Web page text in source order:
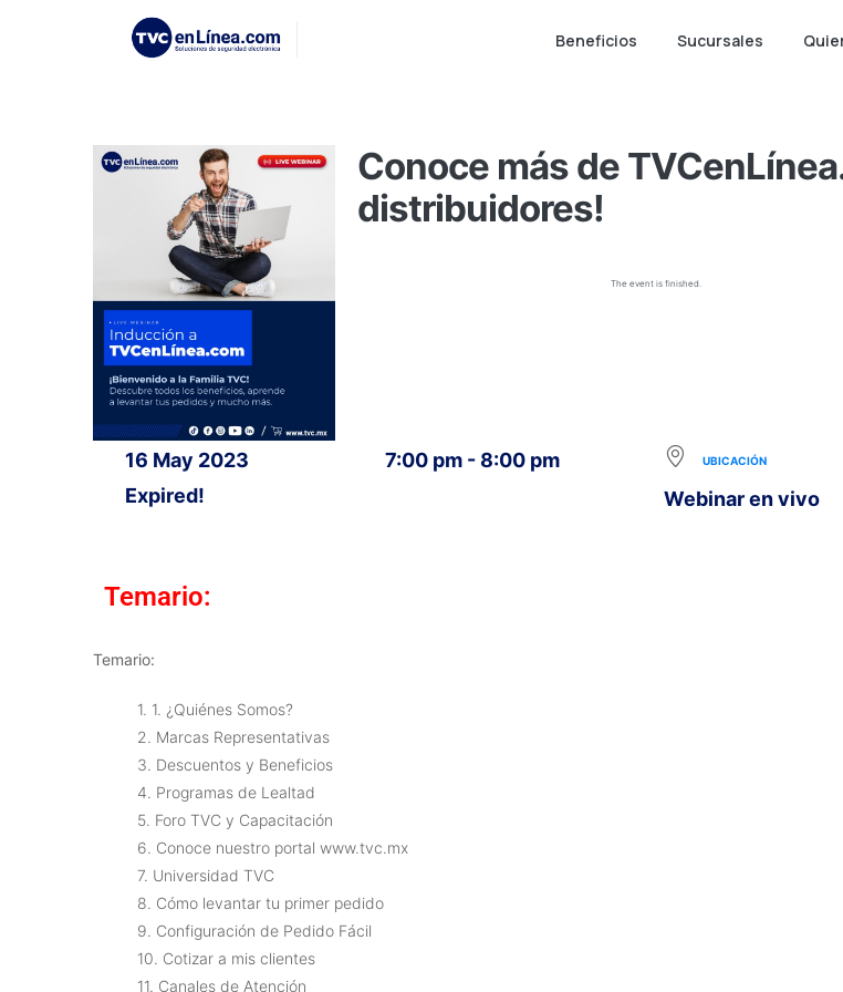
Beneficios Sucursales
Conoce más de
distribuidores!
The event is finished.
16 May 2023
Expired!
7:00 pm - 8:00 pm UBICACIÓN
Webinar en vivo
Temario:
Temario:
1. 1. ¿Quiénes Somos?
2. Marcas Representativas
3. Descuentos y Beneficios
4. Programas de Lealtad
5. Foro TVC y Capacitación
6. Conoce nuestro portal www.tvc.mx
7. Universidad TVC
8. Cómo levantar tu primer pedido
9. Configuración de Pedido Fácil
10. Cotizar a mis clientes
11. Canales de Atención